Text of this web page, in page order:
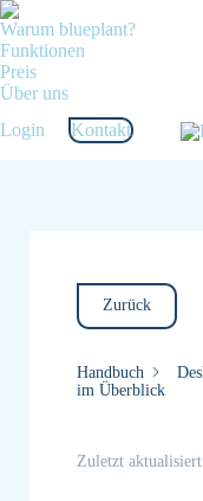
Warum blueplant?
Funktionen
Preis
Über uns
Login
Kontakt
Zurück
Handbuch
im Überblick
Zuletzt